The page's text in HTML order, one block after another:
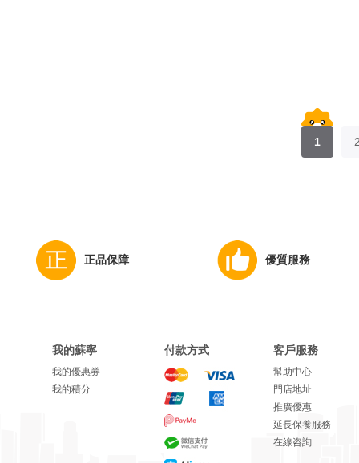
1
正品保障 優質服務
我的蘇寧
我的優惠券
我的積分
付款方式 客戶服務
幫助中心
門店地址
推廣優惠
延長保養服務
在線咨詢